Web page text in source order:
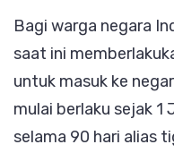
Bagi warga negara
saat ini
untuk masuk ke
mulai berlaku sejak 1
selama 90 hari alias